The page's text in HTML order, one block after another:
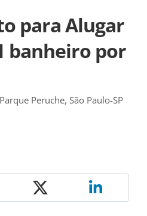
para Alugar
banheiro por
Peruche, São Paulo-SP